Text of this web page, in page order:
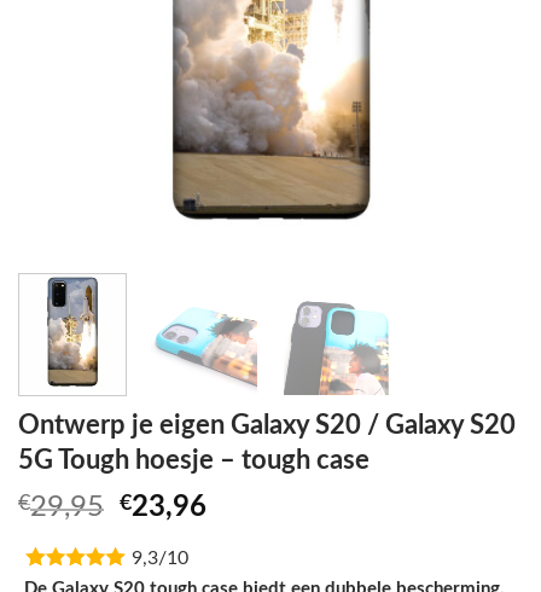
Ontwerp je eigen Galaxy S20 / Galaxy S20
5G Tough hoesje – tough case
€29,95 Oorspronkelijke
was:
€23,96
9,3/10